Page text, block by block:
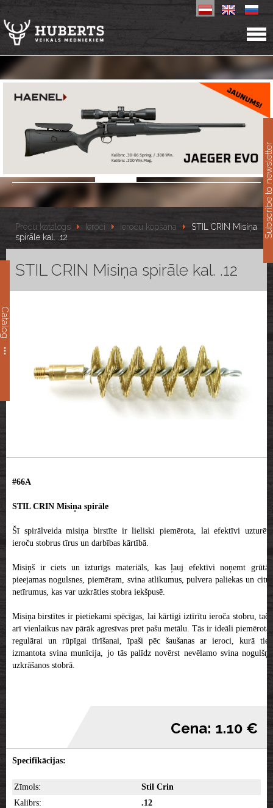
Catalog
Preču katalogs Ieroči Ieroču kopšana
STIL CRIN Misiņa
spirāle kal. .12
STIL CRIN Misiņa spirāle kal. .12
#66A
STIL CRIN Misiņa spirāle
Šī spirālveida misiņa birstīte ir lieliski piemērota, lai efektīvi uzturētu
ieroču stobrus tīrus un darbības kārtībā.
Misiņš ir ciets un izturīgs materiāls, kas ļauj efektīvi noņemt grūtāk
pieejamas nogulsnes, piemēram, svina atlikumus, pulvera paliekas un citus
netīrumus, kas var uzkrāties stobra iekšpusē.
Misiņa birstītes ir pietiekami spēcīgas, lai kārtīgi iztīrītu ieroča stobru, taču
arī vienlaikus nav pārāk agresīvas pret pašu metālu. Tās ir ideāli piemērotas
regulārai un rūpīgai tīrīšanai, īpaši pēc šaušanas ar ieroci, kurā tiek
izmantota svina munīcija, jo tās palīdz novērst nevēlamo svina nogulšņu
uzkrāšanos stobrā.
Cena: 1.10 €
Specifikācijas:
Zīmols:
Stil Crin
Kalibrs:
.12
Subscribe